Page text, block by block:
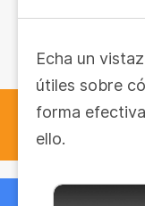
Echa un
útiles sobre
forma
ello.